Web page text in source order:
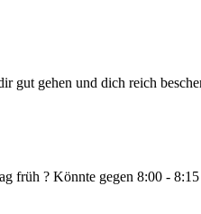
gut gehen und dich reich
früh ? Könnte gegen 8:00 -